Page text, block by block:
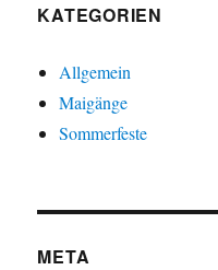
KATEGORIEN
Allgemein
Maigänge
Sommerfeste
META